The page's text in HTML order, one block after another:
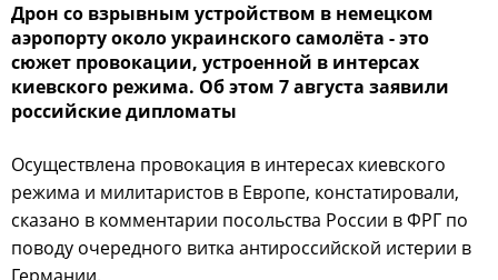
Дрон со взрывным устройством в немецком
аэропорту около украинского самолёта - это
сюжет провокации, устроенной в интерсах
киевского режима. Об этом 7 августа заявили
российские дипломаты
Осуществлена провокация в интересах киевского
режима и милитаристов в Европе, констатировали,
сказано в комментарии посольства России в ФРГ по
поводу очередного витка антироссийской истерии в